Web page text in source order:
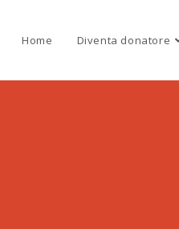
Home Diventa donatore